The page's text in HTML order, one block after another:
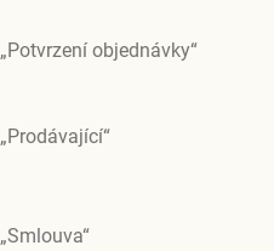
„Potvrzení objednávky“
„Prodávající“
„Smlouva“